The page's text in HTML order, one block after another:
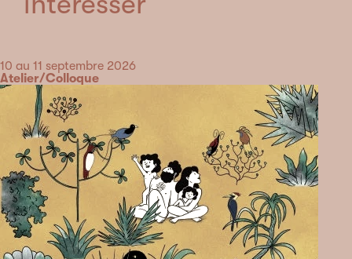
Date
10 au 11 septembre 2026
Catégorie
Atelier/Colloque